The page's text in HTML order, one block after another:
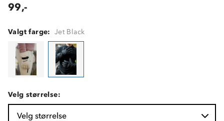
99,-
Valgt farge: Jet Black
Velg størrelse:
Velg størrelse